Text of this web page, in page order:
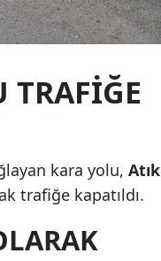
Eskişehir
Gümüşhane
TRAFIĞE
kara yolu, Atık
trafiğe kapatıldı.